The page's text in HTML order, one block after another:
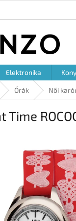
Elektronika
Órák Női
Time